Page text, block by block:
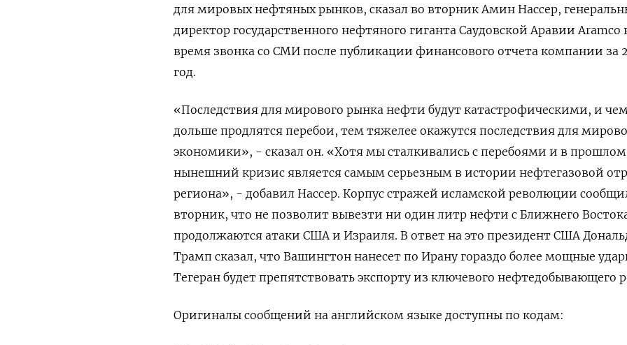
для мировых нефтяных рынков, сказал во вторник Амин Нассер,
директор государственного нефтяного ​гиганта Саудовской ​Аравии Aramco
время ⁠звонка со СМИ после ‌публикации финансового отчета компании ‌за
год.
«Последствия для мирового рынка нефти ​будут катастрофическими, и
дольше ‌продлятся перебои, тем тяжелее окажутся последствия для
экономики», - сказал он. «Хотя мы ‌сталкивались с перебоями и в
нынешний кризис является самым серьезным в ​истории ​нефтегазовой
региона», - ‌добавил Нассер. Корпус стражей исламской революции
вторник, что не позволит вывезти ни один литр нефти с Ближнего
продолжаются атаки США и Израиля. В ответ на это президент США
Трамп сказал, ⁠что Вашингтон нанесет по Ирану гораздо более мощные
Тегеран будет препятствовать экспорту из ‌ключевого нефтедобывающего
Оригиналы сообщений на английском ​языке доступны по кодам: